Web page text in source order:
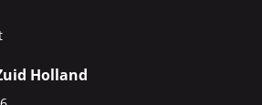
Holland